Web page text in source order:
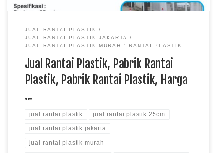
JUAL RANTAI PLASTIK
JUAL RANTAI PLASTIK JAKARTA
JUAL RANTAI PLASTIK MURAH
RANTAI PLASTIK
Jual Rantai Plastik, Pabrik Rantai
Plastik, Pabrik Rantai Plastik, Harga
…
jual rantai plastik jual rantai plastik 25cm
jual rantai plastik jakarta
jual rantai plastik murah